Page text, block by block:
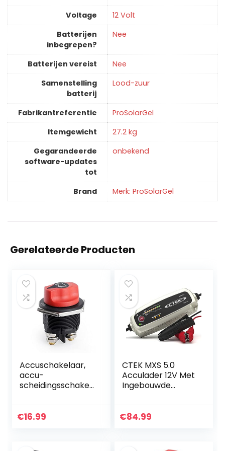
Voltage
‎12 Volt
Batterijen
inbegrepen?
‎Nee
Batterijen vereist
‎Nee
Samenstelling
batterij
‎Lood-zuur
Fabrikantreferentie
‎ProSolarGel
Itemgewicht
‎27.2 kg
Gegarandeerde
software-updates
tot
‎onbekend
Brand Merk: ProSolarGel
Gerelateerde Producten
Accuschakelaar,
accu-
scheidingsschakel
afdekking,
€16.99
CTEK MXS 5.0
Acculader 12V Met
Ingebouwde
Motorfiets- En
€84.99